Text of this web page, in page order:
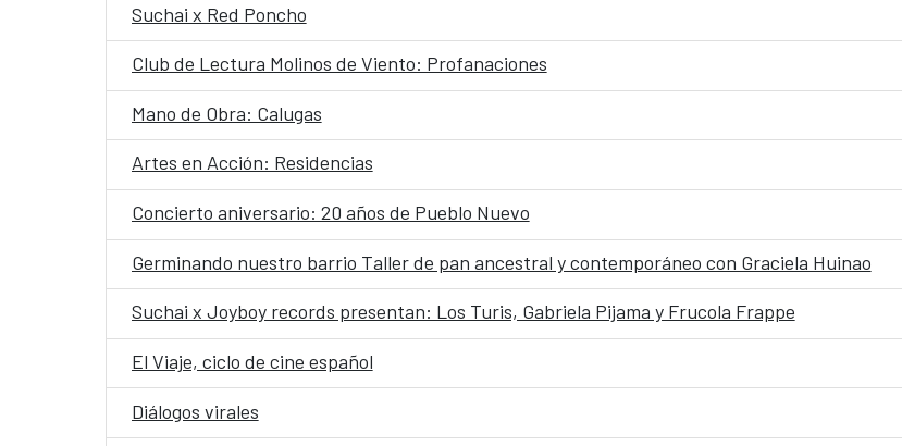
Suchai x Red Poncho
Club de Lectura Molinos de Viento: Profanaciones
Mano de Obra: Calugas
Artes en Acción: Residencias
Concierto aniversario: 20 años de Pueblo Nuevo
Germinando nuestro barrio Taller de pan ancestral y contemporáneo con Graciela Huinao
Suchai x Joyboy records presentan: Los Turis, Gabriela Pijama y Frucola Frappe
El Viaje, ciclo de cine español
Diálogos virales